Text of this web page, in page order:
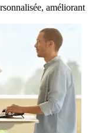
améliorant